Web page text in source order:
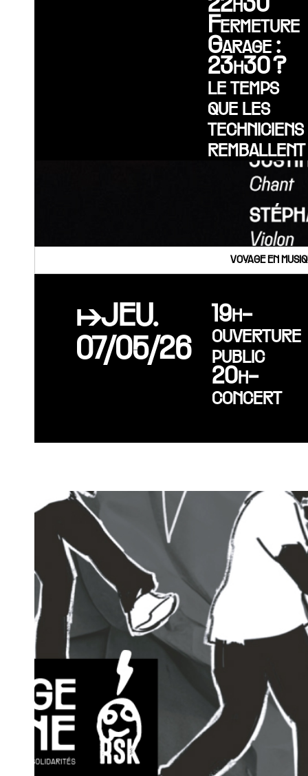
22h30
Fermeture
Garage :
23h30 ?
le temps
que les
techniciens
remballent
VOYAGE EN
↦JEU.
07/05/26
19h-
ouverture
public
20h-
concert